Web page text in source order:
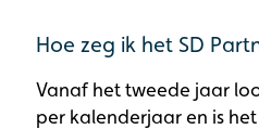
Hoe zeg ik het SD
Vanaf het tweede jaar
per kalenderjaar en is